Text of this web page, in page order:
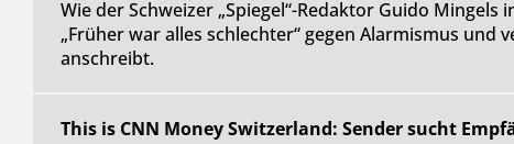
Wie der Schweizer „Spiegel“-Redaktor Guido
„Früher war alles schlechter“ gegen Alarmismus und
anschreibt.
This is CNN Money Switzerland: Sender sucht